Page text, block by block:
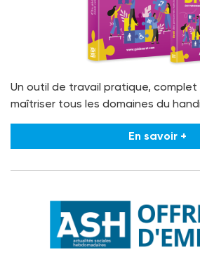
Un outil de travail pratique,
maîtriser tous les domaines du
En savoir +